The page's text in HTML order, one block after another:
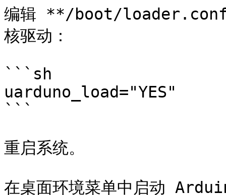
编辑 **/boot/loader.conf**
核驱动：
```sh
uarduno_load="YES"
```
重启系统。
在桌面环境菜单中启动